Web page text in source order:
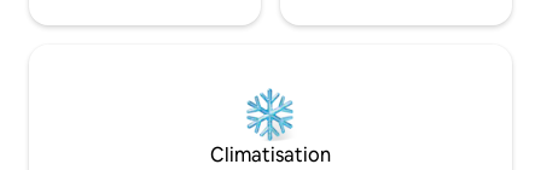
Climatisation